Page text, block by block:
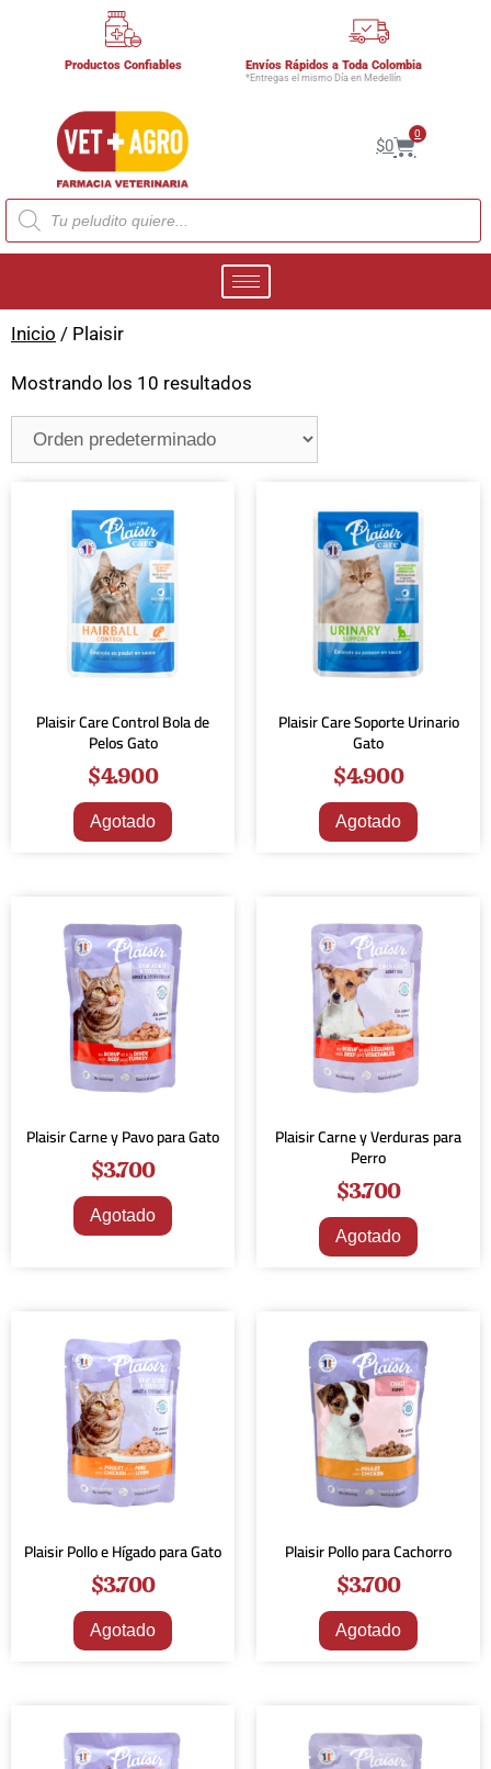
Productos Confiables Envíos Rápidos a Toda Colombia
*Entregas el mismo Día en Medellín
$0
0
Inicio / Plaisir
Mostrando los 10 resultados
Plaisir Care Control Bola de
Pelos Gato
$4.900
Agotado
Plaisir Care Soporte Urinario
Gato
$4.900
Agotado
Plaisir Carne y Pavo para Gato
$3.700
Agotado
Plaisir Carne y Verduras para
Perro
$3.700
Agotado
Plaisir Pollo e Hígado para Gato
$3.700
Agotado
Plaisir Pollo para Cachorro
$3.700
Agotado